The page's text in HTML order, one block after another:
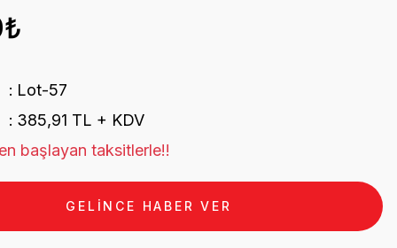
Lot-57
385,91 TL + KDV
başlayan taksitlerle!!
GELİNCE HABER VER